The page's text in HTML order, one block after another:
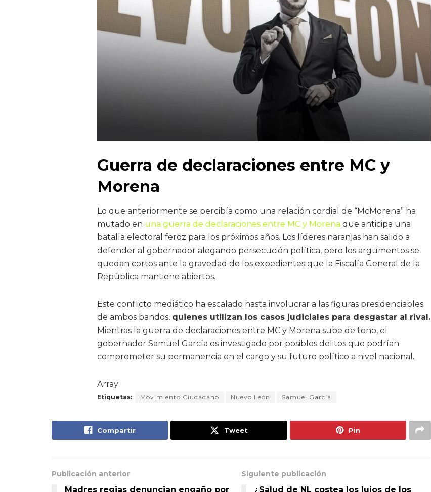
Guerra de declaraciones entre MC y
Morena
Lo que anteriormente se percibía como una relación cordial de “McMorena” ha
mutado en una guerra de declaraciones entre MC y Morena que anticipa una
batalla electoral feroz para los próximos años. Los líderes naranjas han salido a
defender al gobernador alegando persecución política, pero los argumentos se
quedan cortos ante la gravedad de los expedientes que la Fiscalía General de la
República mantiene abiertos.
Este conflicto mediático ha escalado hasta involucrar a las figuras presidenciables
de ambos bandos, quienes utilizan los casos judiciales para desgastar al rival.
Mientras la guerra de declaraciones entre MC y Morena sube de tono, el
gobernador Samuel García es investigado por posibles delitos que podrían
comprometer su permanencia en el cargo y su futuro político a nivel nacional.
Array
Etiquetas: Movimiento Ciudadano Nuevo León Samuel García
Compartir Tweet Pin
Publicación anterior
Madres regias denuncian engaño por
Siguiente publicación
¿Salud de NL costea los lujos de los